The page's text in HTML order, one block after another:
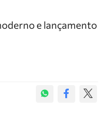
e lançamento